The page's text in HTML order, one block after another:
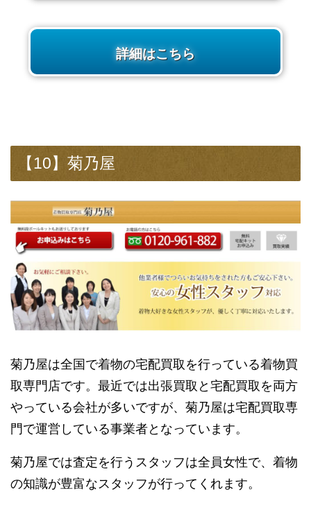
詳細はこちら
【10】菊乃屋
菊乃屋は全国で着物の宅配買取を行っている着物買
取専門店です。最近では出張買取と宅配買取を両方
やっている会社が多いですが、菊乃屋は宅配買取専
門で運営している事業者となっています。
菊乃屋では査定を行うスタッフは全員女性で、着物
の知識が豊富なスタッフが行ってくれます。